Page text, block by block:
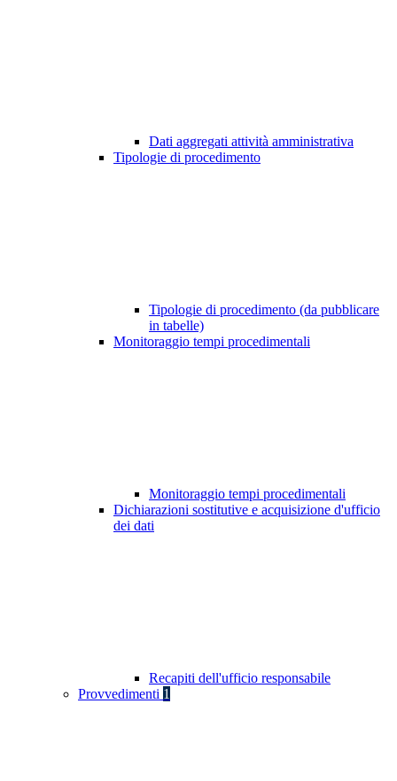
Dati aggregati attività amministrativa
Tipologie di procedimento
Tipologie di procedimento (da pubblicare
in tabelle)
Monitoraggio tempi procedimentali
Monitoraggio tempi procedimentali
Dichiarazioni sostitutive e acquisizione d'ufficio
dei dati
Recapiti dell'ufficio responsabile
Provvedimenti 1